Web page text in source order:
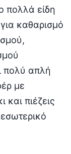
πολλά είδη
καθαρισμό
πολύ απλή
με
πιέζεις